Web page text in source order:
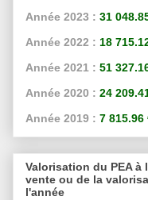
Année 2023 : 31
Année 2022 : 18
Année 2021 : 51
Année 2020 : 24
Année 2019 : 7 815.96
Valorisation du PEA à
vente ou de la
l'année